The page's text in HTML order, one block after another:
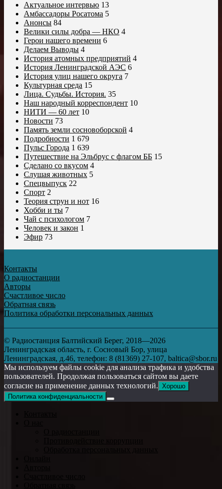
Актуальное интервью 13
Амбассадоры Росатома 5
Анонсы 84
Велики силы добра — НКО 4
Герои нашего времени 6
Делаем Выводы 4
История атомных предприятий 4
История Ленинградской АЭС 6
История улиц нашего округа 7
Культурная среда 15
Лица. Судьбы. История. 35
Наш народный корреспондент 10
НИТИ — 60 лет 10
Новости 73
Память земли сосновоборской 4
Подробности 1 679
Пульс Города 1 639
Путешествие на Эльбрус с флагом ББ 15
Сделано со вкусом 4
Слушая животных 5
Спецвыпуск 22
Спорт 2
Теория струн и нот 16
Хобби и ты 7
Чай с психологом 7
Человек и закон 1
Эфир 73
Контакты
О радиостанции
Авторы
Счастливое число
Обратная связь
Политика обработки персональных данных
© Радиостанция Балтийский Берег, 2018—2026
Ленинградская область, г. Сосновый Бор, улица
Ленинградская, д.46, телефон: 8 (81369) 27-107, baltica@sbor.ru
Мы используем файлы cookie для анализа трафика и удобства
пользователей. Продолжая пользоваться сайтом вы даете
согласие на применение данных технологий. Хорошо
Политика конфиденциальности